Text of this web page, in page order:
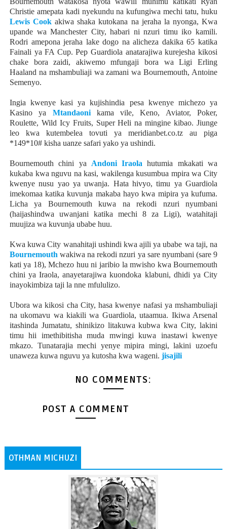
Christie amepata kadi nyekundu na kufungiwa mechi tatu, huku
Lewis Cook akiwa shaka kutokana na jeraha la nyonga, Kwa
upande wa Manchester City, habari ni nzuri timu iko kamili.
Rodri amepona jeraha lake dogo na alicheza dakika 65 katika
Fainali ya FA Cup. Pep Guardiola anatarajiwa kurejesha kikosi
chake bora zaidi, akiwemo mfungaji bora wa Ligi Erling
Haaland na mshambuliaji wa zamani wa Bournemouth, Antoine
Semenyo.
Ingia kwenye kasi ya kujishindia pesa kwenye michezo ya
Kasino ya Mtandaonikama vile, Keno, Aviator, Poker,
Roulette, Wild Icy Fruits, Super Heli na mingine kibao. Jiunge
leo kwa kutembelea tovuti ya meridianbet.co.tz au piga
*149*10# kisha uanze safari yako ya ushindi.
Bournemouth chini ya Andoni Iraola hutumia mkakati wa
kukaba kwa nguvu na kasi, wakilenga kusumbua mpira wa City
kwenye nusu yao ya uwanja. Hata hivyo, timu ya Guardiola
imekomaa katika kuvunja makaba hayo kwa mipira ya kufuma.
Licha ya Bournemouth kuwa na rekodi nzuri nyumbani
(haijashindwa uwanjani katika mechi 8 za Ligi), watahitaji
muujiza wa kuvunja ubabe huu.
Kwa kuwa City wanahitaji ushindi kwa ajili ya ubabe wa taji, na
Bournemouth wakiwa na rekodi nzuri ya sare nyumbani (sare 9
kati ya 18), Mchezo huu ni jaribio la mwisho kwa Bournemouth
chini ya Iraola, anayetarajiwa kuondoka klabuni, dhidi ya City
inayokimbiza taji la nne mfululizo.
Ubora wa kikosi cha City, hasa kwenye nafasi ya mshambuliaji
na ukomavu wa kiakili wa Guardiola, utaamua. Ikiwa Arsenal
itashinda Jumatatu, shinikizo litakuwa kubwa kwa City, lakini
timu hii imethibitisha muda mwingi kuwa inastawi kwenye
mkazo. Tunatarajia mechi yenye mipira mingi, lakini uzoefu
unaweza kuwa nguvu ya kutosha kwa wageni. jisajili
NO COMMENTS:
POST A COMMENT
OTHMAN MICHUZI